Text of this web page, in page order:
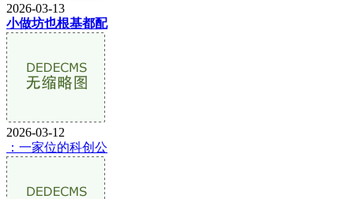
2026-03-13
小做坊也根基都配
2026-03-12
：一家位的科创公